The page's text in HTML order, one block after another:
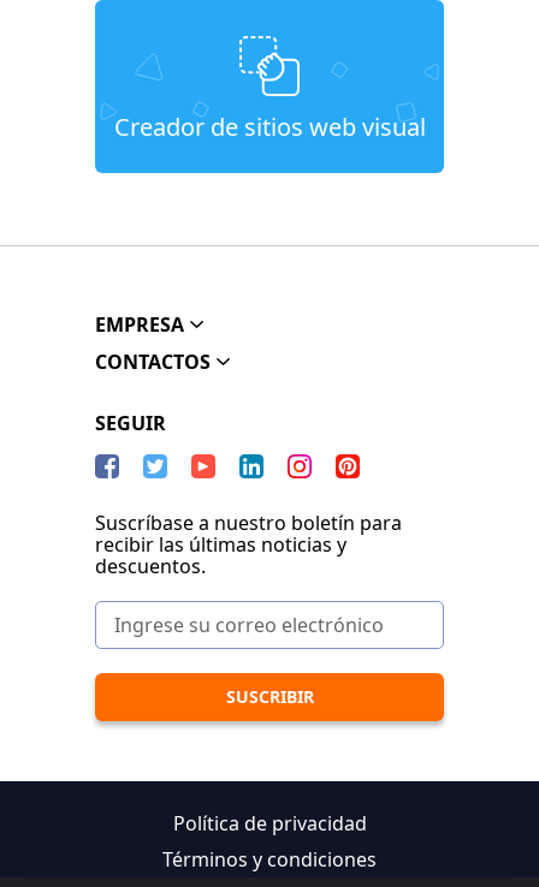
Creador de sitios web visual
EMPRESA
CONTACTOS
SEGUIR
Suscríbase a nuestro boletín para
recibir las últimas noticias y
descuentos.
Política de privacidad
Términos y condiciones